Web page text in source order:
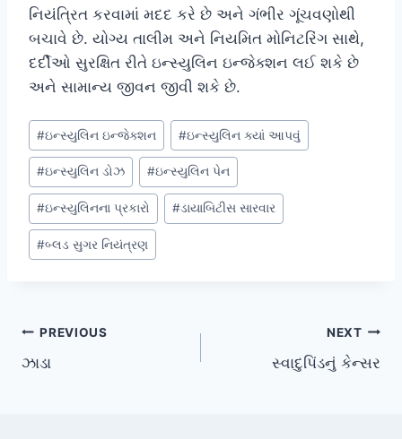
નિયંત્રિત કરવામાં મદદ કરે છે અને ગંભીર ગૂંચવણોથી
બચાવે છે. યોગ્ય તાલીમ અને નિયમિત મોનિટરિંગ સાથે,
દર્દીઓ સુરક્ષિત રીતે ઇન્સ્યુલિન ઇન્જેક્શન લઈ શકે છે
અને સામાન્ય જીવન જીવી શકે છે.
Post
Tags:
#ઇન્સ્યુલિન ઇન્જેક્શન #ઇન્સ્યુલિન ક્યાં આપવું
#ઇન્સ્યુલિન ડોઝ #ઇન્સ્યુલિન પેન
#ઇન્સ્યુલિનના પ્રકારો #ડાયાબિટીસ સારવાર
#બ્લડ સુગર નિયંત્રણ
Post
navigation
PREVIOUS
ઝાડા
NEXT
સ્વાદુપિંડનું કેન્સર